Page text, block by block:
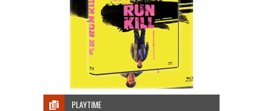
PLAYTIME